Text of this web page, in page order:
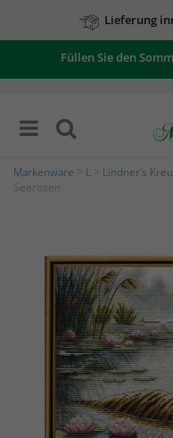
Zu
Füllen Sie den
Markenware L Lindner's
Seerosen